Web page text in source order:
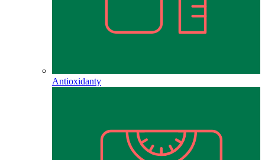
Antioxidanty